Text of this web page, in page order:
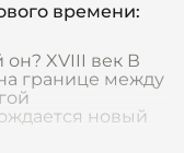
времени:
XVIII век В
границе между
новый